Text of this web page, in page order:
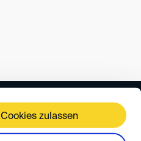
Cookies zulassen